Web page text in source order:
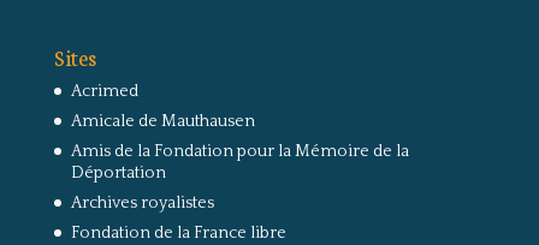
Sites
Acrimed
Amicale de Mauthausen
Amis de la Fondation pour la Mémoire de la
Déportation
Archives royalistes
Fondation de la France libre